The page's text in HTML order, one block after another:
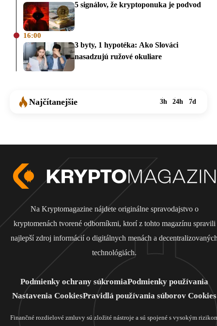
5 signálov, že kryptoponuka je podvod
16:00
3 byty, 1 hypotéka: Ako Slováci
nasadzujú ružové okuliare
Najčítanejšie 3h 24h 7d
Na Kryptomagazine nájdete originálne spravodajstvo o
kryptomenách tvorené odborníkmi, ktorí z tohto magazínu spravili
najlepší zdroj informácií o digitálnych menách a
technológiách.
Podmienky ochrany súkromiaPodmienky používania
Nastavenia CookiesPravidlá používania súborov Cookies
Finančné rozdielové zmluvy sú zložité nástroje a sú spojené s vysokým